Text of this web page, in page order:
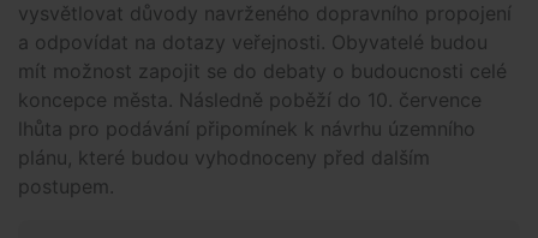
vysvětlovat důvody navrženého dopravního propojení
a odpovídat na dotazy veřejnosti. Obyvatelé budou
mít možnost zapojit se do debaty o budoucnosti celé
koncepce města. Následně poběží do 10. července
lhůta pro podávání připomínek k návrhu územního
plánu, které budou vyhodnoceny před dalším
postupem.